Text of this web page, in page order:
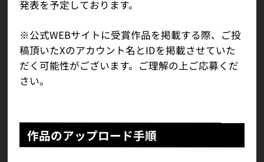
発表を予定しております。
※公式WEBサイトに受賞作品を掲載する際、ご投
稿頂いたXのアカウント名とIDを掲載させていた
だく可能性がございます。ご理解の上ご応募くだ
さい。
作品のアップロード手順